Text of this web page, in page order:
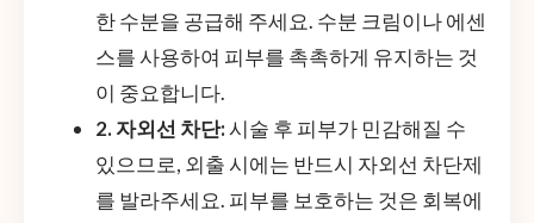
한 수분을 공급해 주세요. 수분 크림이나 에센
스를 사용하여 피부를 촉촉하게 유지하는 것
이 중요합니다.
2. 자외선 차단:시술 후 피부가 민감해질 수
있으므로, 외출 시에는 반드시 자외선 차단제
를 발라주세요. 피부를 보호하는 것은 회복에